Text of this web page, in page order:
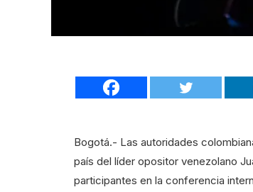
Bogotá.- Las autoridades
país del líder opositor venezolano
participantes en la conferencia